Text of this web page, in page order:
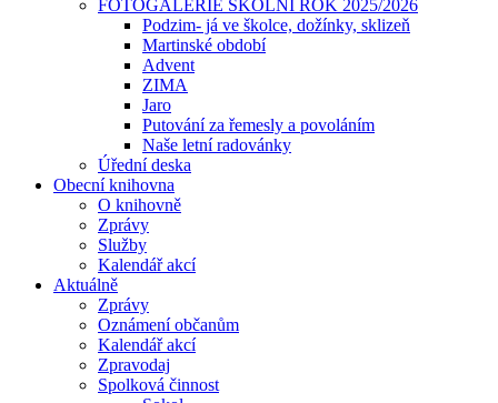
FOTOGALERIE ŠKOLNÍ ROK 2025/2026
Podzim- já ve školce, dožínky, sklizeň
Martinské období
Advent
ZIMA
Jaro
Putování za řemesly a povoláním
Naše letní radovánky
Úřední deska
Obecní knihovna
O knihovně
Zprávy
Služby
Kalendář akcí
Aktuálně
Zprávy
Oznámení občanům
Kalendář akcí
Zpravodaj
Spolková činnost